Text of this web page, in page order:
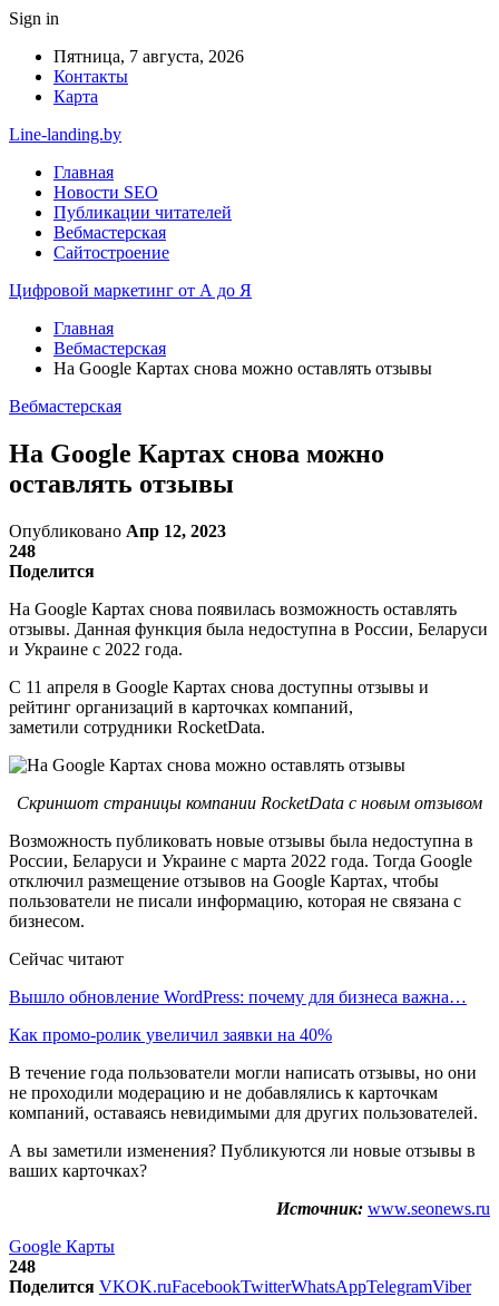
Sign in
Пятница, 7 августа, 2026
Контакты
Карта
Line-landing.by
Главная
Новости SEO
Публикации читателей
Вебмастерская
Сайтостроение
Цифровой маркетинг от А до Я
Главная
Вебмастерская
На Google Картах снова можно оставлять отзывы
Вебмастерская
На Google Картах снова можно
оставлять отзывы
Опубликовано Апр 12, 2023
248
Поделится
На Google Картах снова появилась возможность оставлять
отзывы. Данная функция была недоступна в России, Беларуси
и Украине с 2022 года.
С 11 апреля в Google Картах снова доступны отзывы и
рейтинг организаций в карточках компаний,
заметили сотрудники RocketData.
Скриншот страницы компании RocketData с новым отзывом
Возможность публиковать новые отзывы была недоступна в
России, Беларуси и Украине с марта 2022 года. Тогда Google
отключил размещение отзывов на Google Картах, чтобы
пользователи не писали информацию, которая не связана с
бизнесом.
Сейчас читают
Вышло обновление WordPress: почему для бизнеса важна…
Как промо-ролик увеличил заявки на 40%
В течение года пользователи могли написать отзывы, но они
не проходили модерацию и не добавлялись к карточкам
компаний, оставаясь невидимыми для других пользователей.
А вы заметили изменения? Публикуются ли новые отзывы в
ваших карточках?
Источник: www.seonews.ru
Google Карты
248
Поделится VKOK.ruFacebookTwitterWhatsAppTelegramViber